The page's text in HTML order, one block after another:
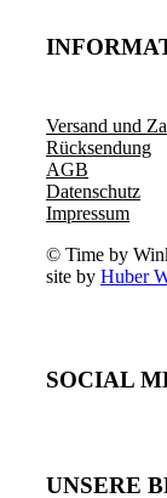
Versand und
Rücksendung
AGB
Datenschutz
Impressum
© Time by
site by Huber
SOCIAL
UNSERE